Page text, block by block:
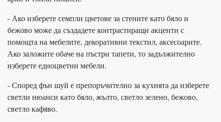
- Ако изберете семпли цветове за стените като бяло и
бежово може да създадете контрастиращи акценти с
помощта на мебелите, декоративни текстил, аксесоарите.
Ако заложите обаче на пъстри тапети, то задължително
изберете едноцветни мебели.
- Според фън шуй е препоръчително за кухнята да изберете
светли нюанси като бяло, жълто, светло зелено, бежово,
светло кафяво.